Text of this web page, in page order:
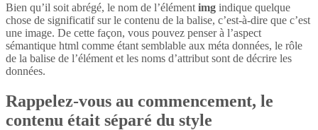
Bien qu’il soit abrégé, le nom de l’élément img indique quelque
chose de significatif sur le contenu de la balise, c’est-à-dire que c’est
une image. De cette façon, vous pouvez penser à l’aspect
sémantique html comme étant semblable aux méta données, le rôle
de la balise de l’élément et les noms d’attribut sont de décrire les
données.
Rappelez-vous au commencement, le
contenu était séparé du style